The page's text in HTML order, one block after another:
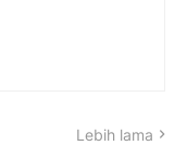
Lebih lama